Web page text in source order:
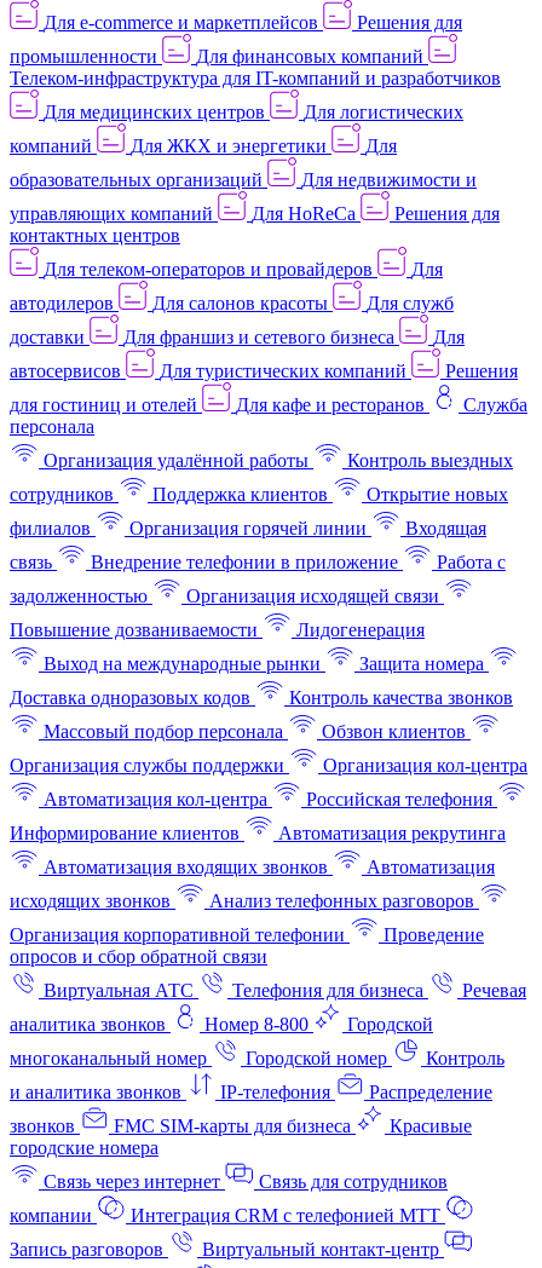
Для e-commerce и маркетплейсов
Решения для
промышленности
Для финансовых компаний
Телеком-инфраструктура для IT-компаний и разработчиков
Для медицинских центров
Для логистических
компаний
Для ЖКХ и энергетики
Для
образовательных организаций
Для недвижимости и
управляющих компаний
Для HoReCa
Решения для
контактных центров
Для телеком-операторов и провайдеров
Для
автодилеров
Для салонов красоты
Для служб
доставки
Для франшиз и сетевого бизнеса
Для
автосервисов
Для туристических компаний
Решения
для гостиниц и отелей
Для кафе и ресторанов
Служба
персонала
Организация удалённой работы
Контроль выездных
сотрудников
Поддержка клиентов
Открытие новых
филиалов
Организация горячей линии
Входящая
связь
Внедрение телефонии в приложение
Работа с
задолженностью
Организация исходящей связи
Повышение дозваниваемости
Лидогенерация
Выход на международные рынки
Защита номера
Доставка одноразовых кодов
Контроль качества звонков
Массовый подбор персонала
Обзвон клиентов
Организация службы поддержки
Организация кол-центра
Автоматизация кол-центра
Российская телефония
Информирование клиентов
Автоматизация рекрутинга
Автоматизация входящих звонков
Автоматизация
исходящих звонков
Анализ телефонных разговоров
Организация корпоративной телефонии
Проведение
опросов и сбор обратной связи
Виртуальная АТС
Телефония для бизнеса
Речевая
аналитика звонков
Номер 8-800
Городской
многоканальный номер
Городской номер
Контроль
и аналитика звонков
IP-телефония
Распределение
звонков
FMC SIM-карты для бизнеса
Красивые
городские номера
Связь через интернет
Связь для сотрудников
компании
Интеграция CRM с телефонией МТТ
Запись разговоров
Виртуальный контакт‑центр